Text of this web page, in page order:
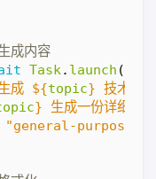
Task. launch ({
成 ${topic} 技术文
} 生成一份详细的
"general-purpose"